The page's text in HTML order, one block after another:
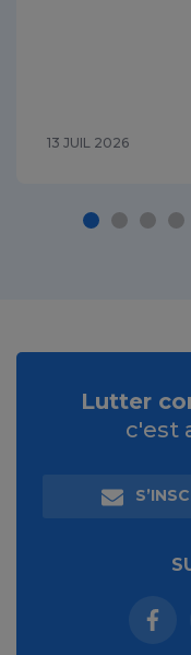
13 JUIL 2026
Lutter
c'est